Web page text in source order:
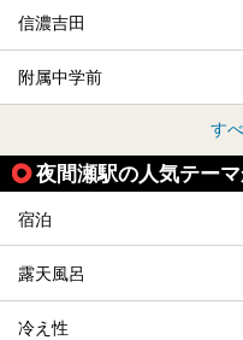
信濃吉田
附属中学前
す
夜間瀬駅の人気テー
宿泊
露天風呂
冷え性